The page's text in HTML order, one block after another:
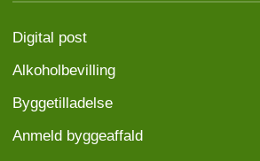
Digital post
Alkoholbevilling
Byggetilladelse
Anmeld byggeaffald